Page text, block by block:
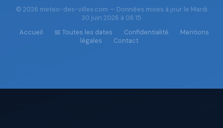
© 2026 meteo-des-villes.com — Données mises à jour le Mardi
30 juin 2026 à 06:15
Accueil
📅 Toutes les dates Confidentialité
Mentions
légales
Contact